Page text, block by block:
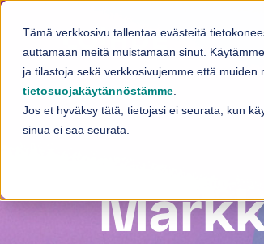
Tämä verkkosivu tallentaa evästeitä
auttamaan meitä muistamaan sinut.
ja tilastoja sekä verkkosivujemme että
tietosuojakäytännöstämme
Jos et hyväksy tätä, tietojasi ei seurata, kun
sinua ei saa seurata.